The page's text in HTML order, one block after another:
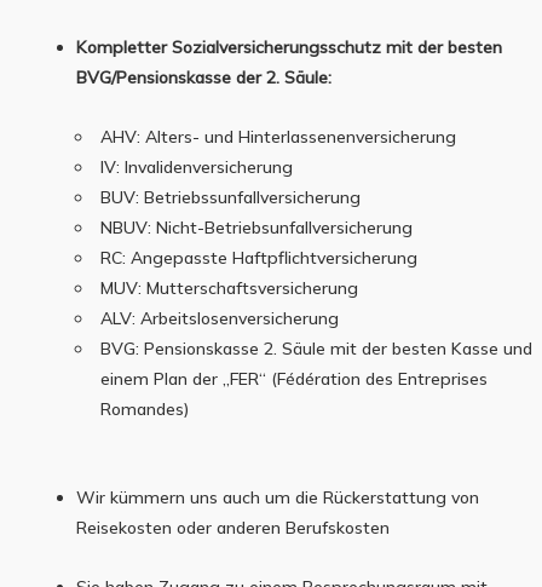
Kompletter Sozialversicherungsschutz mit der besten
BVG/Pensionskasse der 2. Säule:
AHV: Alters- und Hinterlassenenversicherung
IV: Invalidenversicherung
BUV: Betriebssunfallversicherung
NBUV: Nicht-Betriebsunfallversicherung
RC: Angepasste Haftpflichtversicherung
MUV: Mutterschaftsversicherung
ALV: Arbeitslosenversicherung
BVG: Pensionskasse 2. Säule mit der besten Kasse und
einem Plan der „FER“ (Fédération des Entreprises
Romandes)
Wir kümmern uns auch um die Rückerstattung von
Reisekosten oder anderen Berufskosten